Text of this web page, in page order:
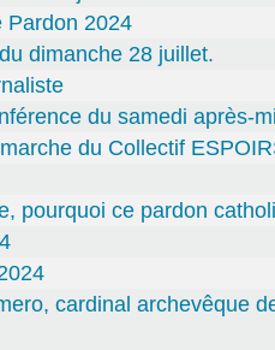
Pardon 2024
dimanche 28 juillet.
du samedi après-
du Collectif
pourquoi ce pardon
cardinal archevêque